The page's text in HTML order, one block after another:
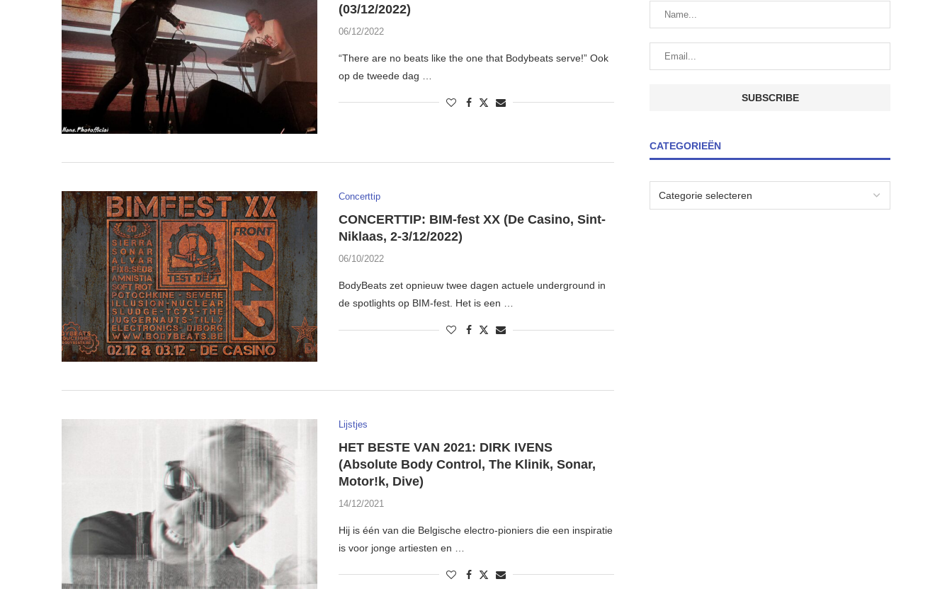
(03/12/2022)
06/12/2022
“There are no beats like the one that Bodybeats serve!” Ook
op de tweede dag …
Concerttip
CONCERTTIP: BIM-fest XX (De Casino, Sint-
Niklaas, 2-3/12/2022)
06/10/2022
BodyBeats zet opnieuw twee dagen actuele underground in
de spotlights op BIM-fest. Het is een …
Lijstjes
HET BESTE VAN 2021: DIRK IVENS
(Absolute Body Control, The Klinik, Sonar,
Motor!k, Dive)
14/12/2021
Hij is één van die Belgische electro-pioniers die een inspiratie
is voor jonge artiesten en …
CATEGORIEËN